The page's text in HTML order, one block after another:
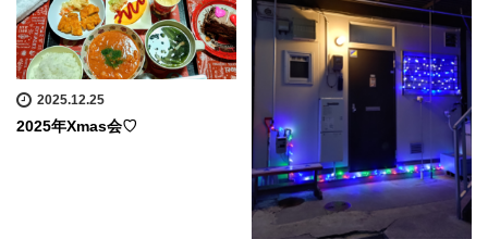
2025.12.25
2025年Xmas会♡